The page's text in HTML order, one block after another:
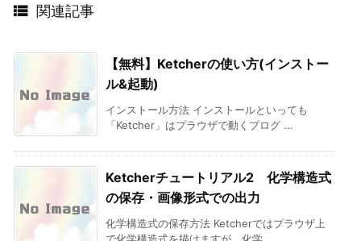
 関連記事
【無料】Ketcherの使い方(インストー
ル&起動)
インストール方法 インストールといっても
「Ketcher」はプラウザで動くプログ ...
Ketcherチュートリアル2 化学構造式
の保存・画像形式での出力
化学構造式の保存方法 Ketcherではプラウザ上
で化学構造式を描けますが、化学 ...